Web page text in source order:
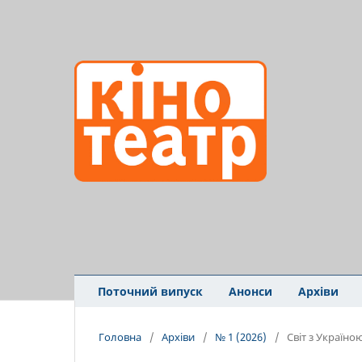
Поточний випуск Анонси Архіви
Головна / Архіви / № 1 (2026) / Світ з